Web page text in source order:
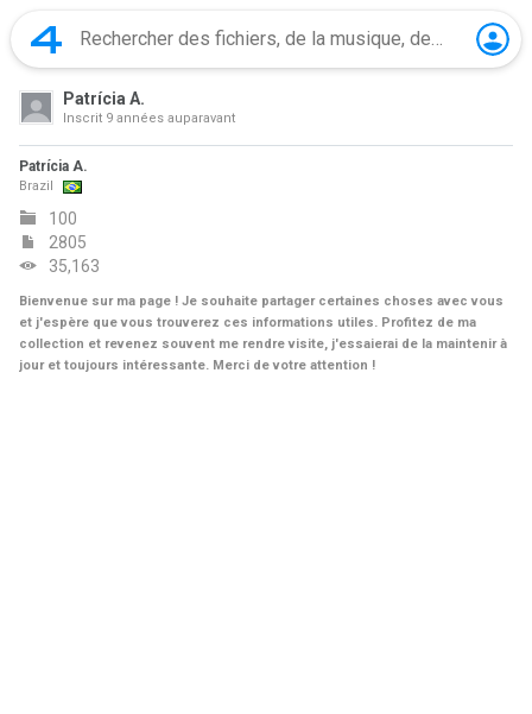
Patrícia A.
Inscrit 9 années auparavant
Patrícia A.
Brazil
100
2805
35,163
Bienvenue sur ma page ! Je souhaite partager certaines choses avec vous
et j'espère que vous trouverez ces informations utiles. Profitez de ma
collection et revenez souvent me rendre visite, j'essaierai de la maintenir à
jour et toujours intéressante. Merci de votre attention !